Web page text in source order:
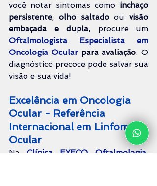
você notar sintomas como inchaço
persistente, olho saltado ou visão
embaçada e dupla,
Oftalmologista Especialista em
Oncologia Ocular para avaliação. O
diagnóstico precoce pode salvar sua
visão e sua vida!
Excelência em Oncologia
Ocular - Referência
Internacional em Linfoma
Ocular
Na Clínica EYECO Oftalmologia,